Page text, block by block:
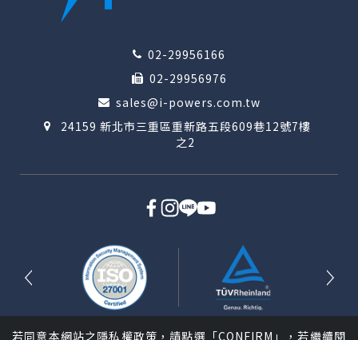
02-29956166
02-29956976
sales@i-powers.com.tw
24159 新北市三重區重新路五段609巷12號7樓
之2
若同意本網站之隱私權政策，請點選「CONFIRM」，若繼續閱